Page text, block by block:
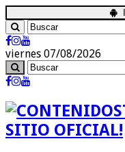
viernes 07/08/2026
SITIO OFICIAL!